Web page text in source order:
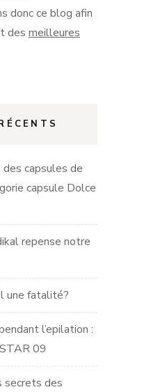
donc ce blog afin
des meilleures
capsules de
capsule Dolce
repense notre
une fatalité?
l’epilation :
09
secrets des